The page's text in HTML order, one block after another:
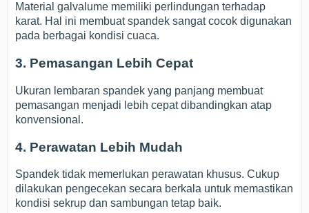
Material galvalume memiliki perlindungan terhadap
karat. Hal ini membuat spandek sangat cocok digunakan
pada berbagai kondisi cuaca.
3. Pemasangan Lebih Cepat
Ukuran lembaran spandek yang panjang membuat
pemasangan menjadi lebih cepat dibandingkan atap
konvensional.
4. Perawatan Lebih Mudah
Spandek tidak memerlukan perawatan khusus. Cukup
dilakukan pengecekan secara berkala untuk memastikan
kondisi sekrup dan sambungan tetap baik.